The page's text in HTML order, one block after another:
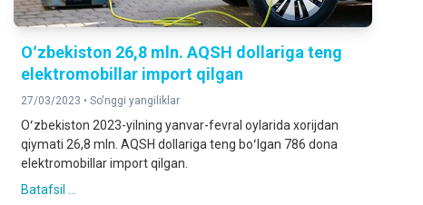
Oʻzbekiston 26,8 mln. AQSH dollariga teng
elektromobillar import qilgan
27/03/2023 •So'nggi yangiliklar
Oʻzbekiston 2023-yilning yanvar-fevral oylarida xorijdan
qiymati 26,8 mln. AQSH dollariga teng boʻlgan 786 dona
elektromobillar import qilgan.
Batafsil ...